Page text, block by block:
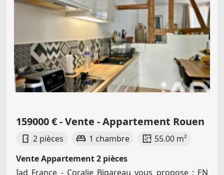
159000 € - Vente - Appartement Rouen
2 pièces 1 chambre
55.00 m²
Vente Appartement 2 pièces
Iad France - Coralie Bigareau vous propose : EN